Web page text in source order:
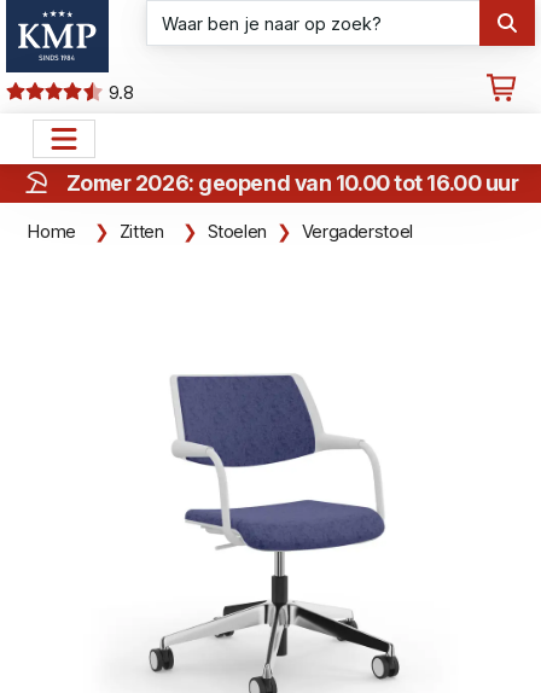
9.8
Zomer 2026: geopend van 10.00 tot 16.00 uur
Home Zitten Stoelen Vergaderstoel